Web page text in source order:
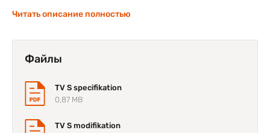
взвешивание животных (подвижных грузов)
Читать описание полностью
Файлы
TV S specifikation
0,87 MB
TV S modifikation